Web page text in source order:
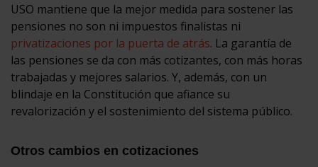
USO mantiene que la mejor medida para sostener las
pensiones no son ni impuestos finalistas ni
privatizaciones por la puerta de atrás. La garantía de
las pensiones se da con más cotizantes, con más horas
trabajadas y mejores salarios. Y, además, con un
blindaje en la Constitución que afiance su
revalorización y el sostenimiento del sistema público.
Otros cambios en cotizaciones